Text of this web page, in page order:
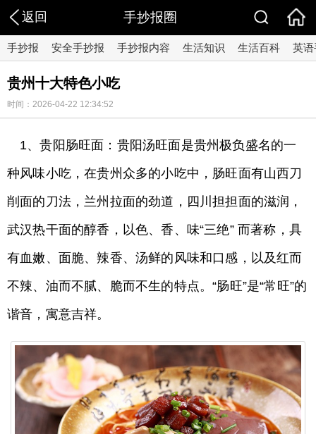
返回 手抄报圈
手抄报 安全手抄报 手抄报内容 生活知识 生活百科 英
贵州十大特色小吃
时间：2026-04-22 12:34:52
1、贵阳肠旺面：贵阳汤旺面是贵州极负盛名的一
种风味小吃，在贵州众多的小吃中，肠旺面有山西刀
削面的刀法，兰州拉面的劲道，四川担担面的滋润，
武汉热干面的醇香，以色、香、味“三绝” 而著称，具
有血嫩、面脆、辣香、汤鲜的风味和口感，以及红而
不辣、油而不腻、脆而不生的特点。“肠旺”是“常旺”的
谐音，寓意吉祥。